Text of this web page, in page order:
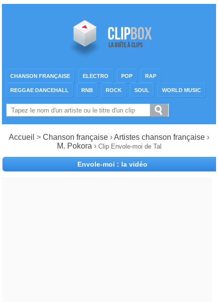
CHANSON FRANÇAISE ELECTRO POP RAP
REGGAE DANCEHALL RNB ROCK SOUL WORLD MUSIC
Accueil > Chanson française ›Artistes chanson française ›
M. Pokora › Clip Envole-moi de Tal
Envole-moi : la vidéo